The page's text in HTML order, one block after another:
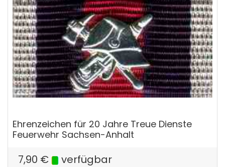
Ehrenzeichen für 20 Jahre Treue Dienste
Feuerwehr Sachsen-Anhalt
7,90 € verfügbar